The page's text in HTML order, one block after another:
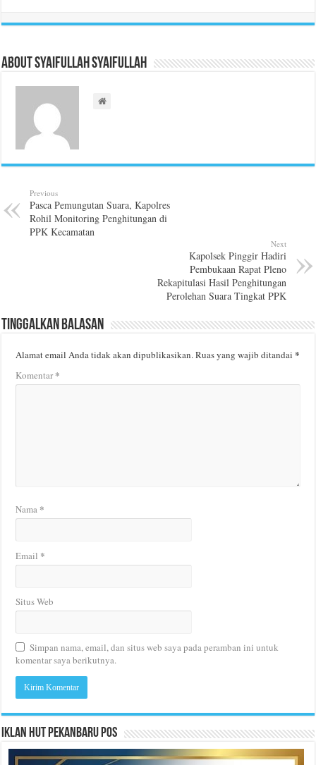
About Syaifullah Syaifullah
Previous
Pasca Pemungutan Suara, Kapolres
Rohil Monitoring Penghitungan di
PPK Kecamatan
Next
Kapolsek Pinggir Hadiri
Pembukaan Rapat Pleno
Rekapitulasi Hasil Penghitungan
Perolehan Suara Tingkat PPK
Tinggalkan Balasan
Alamat email Anda tidak akan dipublikasikan.Ruas yang wajib ditandai*
Komentar*
Nama *
Email *
Situs Web
Simpan nama, email, dan situs web saya pada peramban ini untuk
komentar saya berikutnya.
Iklan HUT Pekanbaru Pos